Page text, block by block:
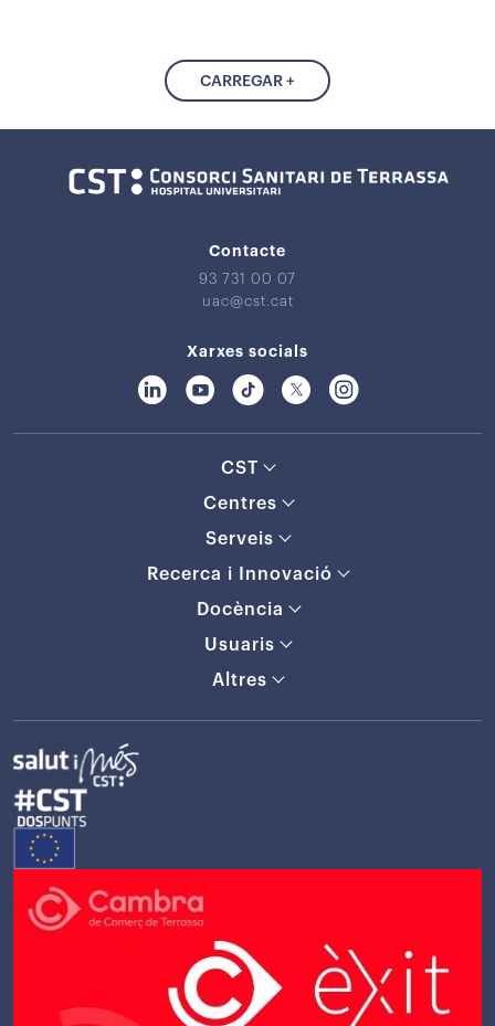
CARREGAR +
Contacte
93 731 00 07
uac@cst.cat
Xarxes socials
CST
Centres
Serveis
Recerca i Innovació
Docència
Usuaris
Altres